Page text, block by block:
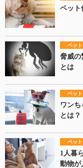
ペット
ペッ
脅威の
とは
ペッ
ワン
とは？
ペッ
1人暮
動物が